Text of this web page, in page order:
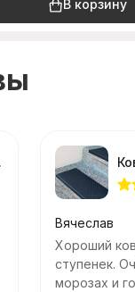
В корзину
1,2см
Вячеслав
Хороший
ступенек.
морозах и